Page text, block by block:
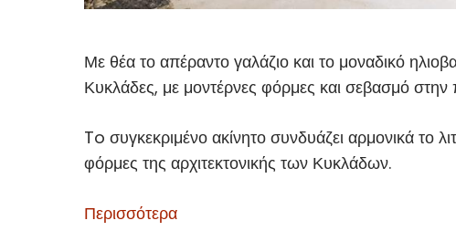
Με θέα το απέραντο γαλάζιο και το μοναδικό
Κυκλάδες, με μοντέρνες φόρμες και σεβασμό στην
To συγκεκριμένο ακίνητο συνδυάζει αρμονικά το
φόρμες της αρχιτεκτονικής των Κυκλάδων.
Περισσότερα